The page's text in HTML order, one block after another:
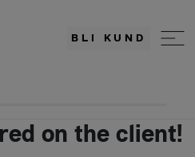
BLI KUND
on the client!